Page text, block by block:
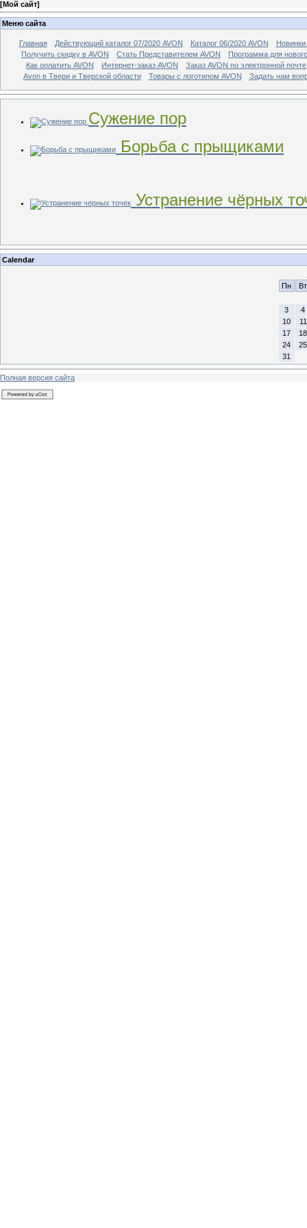
[Мой сайт]
Меню сайта
Главная Действующий каталог 07/2020 AVON Каталог 06/2020 AVON
Новинки
Получить скидку в AVON
Стать Представителем AVON
Программа для
Как оплатить AVON
Интернет-заказ AVON
Заказ AVON по электронной почте
Avon в Твери и Тверской области
Товары с логотипом AVON Задать нам
Сужение пор
Борьба с прыщиками
Устранение чёрных
Calendar
Пн
Вт
3
4
10
11
17
18
24
25
31
Полная версия сайта